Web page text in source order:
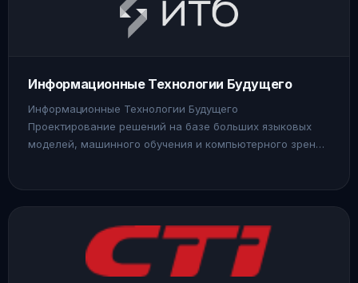
Информационные Технологии Будущего
Информационные Технологии Будущего
Проектирование решений на базе больших языковых
моделей, машинного обучения и компьютерного зрения.